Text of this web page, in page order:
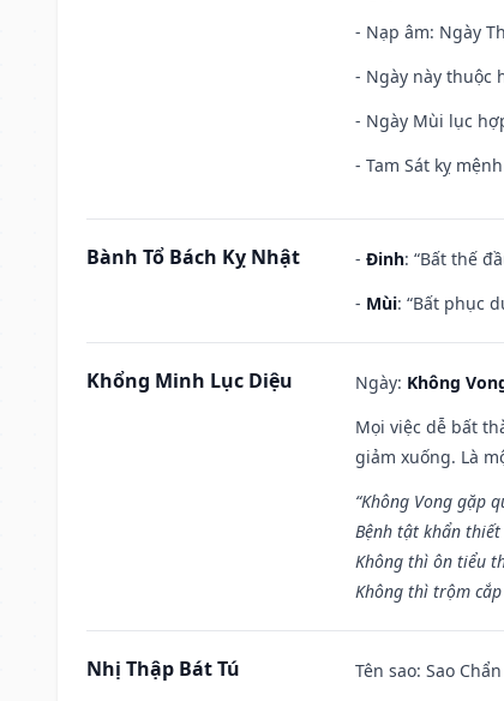
- Nạp âm: Ngày
- Ngày này thuộc
- Ngày Mùi lục
- Tam Sát kỵ
Bành Tổ Bách Kỵ Nhật - Đinh: “Bất thế
- Mùi: “Bất phục
Khổng Minh Lục Diệu Ngày: Không
Mọi việc dễ bất
giảm xuống. Là
“Không Vong gặp
Bệnh tật khẩn
Không thì ôn tiểu
Không thì trộm
Nhị Thập Bát Tú Tên sao: Sao Chẩn